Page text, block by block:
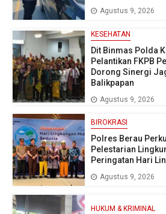
Agustus 9, 2026
KESEHATAN
Dit Binmas Polda
Pelantikan FKPB
Dorong Sinergi
Balikpapan
Agustus 9, 2026
BIROKRASI
Polres Berau
Pelestarian
Peringatan Hari
Agustus 9, 2026
HUKUM & KRIMINAL